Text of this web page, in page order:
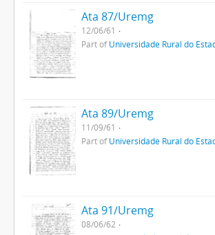
Ata 87/Uremg
12/06/61
Part ofUniversidade Rural do
Ata 89/Uremg
11/09/61
Part ofUniversidade Rural do
Ata 91/Uremg
08/06/62